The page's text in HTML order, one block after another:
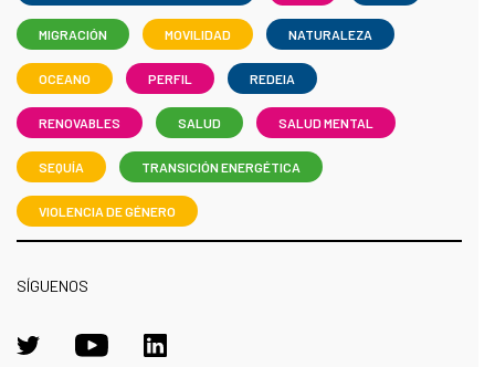
MIGRACIÓN MOVILIDAD NATURALEZA
OCEANO PERFIL REDEIA
RENOVABLES SALUD SALUD MENTAL
SEQUÍA TRANSICIÓN ENERGÉTICA
VIOLENCIA DE GÉNERO
SÍGUENOS